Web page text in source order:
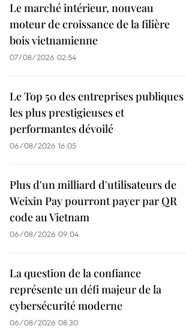
Le marché intérieur, nouveau
moteur de croissance de la filière
bois vietnamienne
07/08/2026 02:54
Le Top 50 des entreprises publiques
les plus prestigieuses et
performantes dévoilé
06/08/2026 16:05
Plus d'un milliard d'utilisateurs de
Weixin Pay pourront payer par QR
code au Vietnam
06/08/2026 09:04
La question de la confiance
représente un défi majeur de la
cybersécurité moderne
06/08/2026 08:30